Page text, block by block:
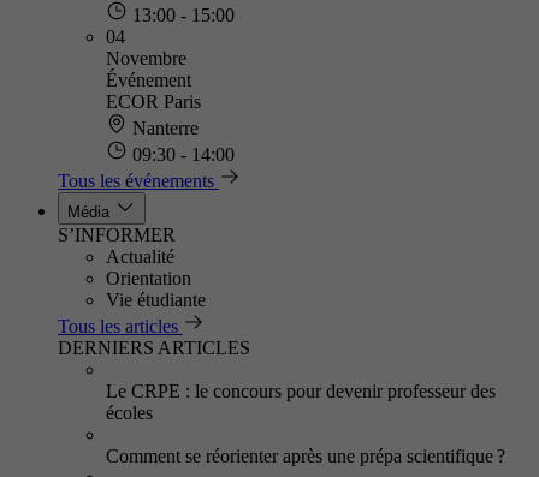
13:00 - 15:00
04
Novembre
Événement
ECOR Paris
Nanterre
09:30 - 14:00
Tous les événements
Média
S’INFORMER
Actualité
Orientation
Vie étudiante
Tous les articles
DERNIERS ARTICLES
Le CRPE : le concours pour devenir professeur des
écoles
Comment se réorienter après une prépa scientifique ?